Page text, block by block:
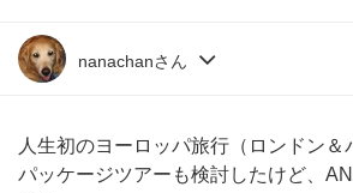
nanachanさん
人生初のヨーロッパ旅行（ロンドン＆
パッケージツアーも検討したけど、